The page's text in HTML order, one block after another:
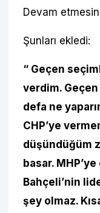
Devam
Şunları ekledi:
“ Geçen
verdim.
defa ne
CHP’ye
düşündüğüm
basar.
Bahçeli’nin
şey olmaz.